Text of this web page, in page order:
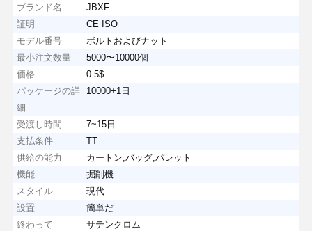
ブランド名
JBXF
証明
CE ISO
モデル番号
ボルトおよびナット
最小注文数量
5000〜10000個
価格
0.5$
パッケージの詳
細
10000+1日
受渡し時間
7~15日
支払条件
TT
供給の能力
カートン,バッグ,パレット
機能
掘削機
スタイル
現代
設置
簡単だ
終わって
サテンクロム